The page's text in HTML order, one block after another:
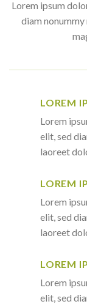
Lorem ipsum
diam
LOREM
Lorem
elit, sed
laoreet
LOREM
Lorem
elit, sed
laoreet
LOREM
Lorem
elit, sed